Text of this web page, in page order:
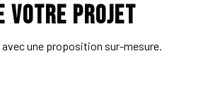
votre projet
une proposition sur-mesure.